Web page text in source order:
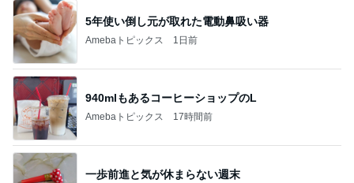
5年使い倒し元が取れた電動鼻吸い器
Amebaトピックス 1日前
940mlもあるコーヒーショップのL
Amebaトピックス 17時間前
一歩前進と気が休まらない週末